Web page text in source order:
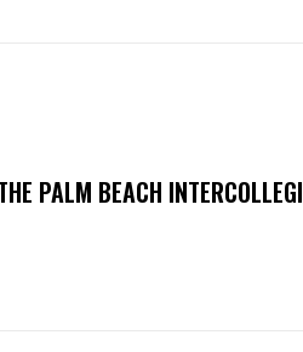
PALM BEACH